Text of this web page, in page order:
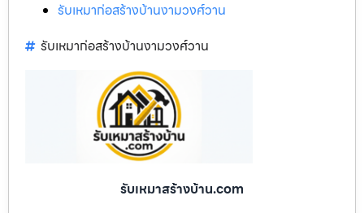
รับเหมาก่อสร้างบ้านงามวงศ์วาน
รับเหมาก่อสร้างบ้านงามวงศ์วาน
รับเหมาสร้างบ้าน.com